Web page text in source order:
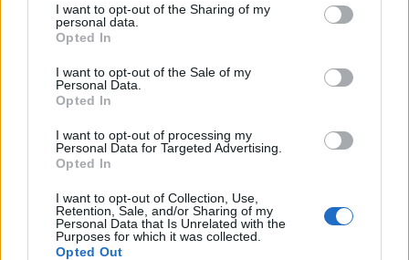
I want to opt-out of the Sharing of my
personal data.
Opted In
I want to opt-out of the Sale of my
Personal Data.
Opted In
I want to opt-out of processing my
Personal Data for Targeted Advertising.
Opted In
I want to opt-out of Collection, Use,
Retention, Sale, and/or Sharing of my
Personal Data that Is Unrelated with the
Purposes for which it was collected.
Opted Out
BUSTO ARSIZIO
Servizi di Ferragosto a Busto Arsizio: le
variazioni ai servizi del Gruppo AGESP